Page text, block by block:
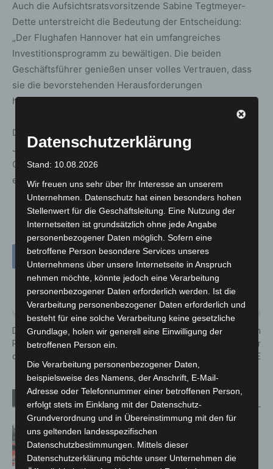
Auch die Aufsichtsratsvorsitzende Sabine Tegtmeyer-
Dette unterstreicht die Bedeutung der Entscheidung:
„Der Flughafen Hannover hat ein umfangreiches
Investitionsprogramm zu bewältigen. Die beiden
Geschäftsführer genießen unser volles Vertrauen, dass
sie die bevorstehenden Herausforderungen
hervorragend bewältigen werden.“
Der Flughafen Hannover verzeichnete im vergangenen
Jahr über 5,2 Millionen Passagiere und ein positives
Geschäftsergebnis. Auch für das laufende Jahr wird mit
einem weiteren Verkehrswachstum gerechnet.
Vorheriger Artikel
Digitaler Verbraucherschutz:
Phishing und Datenleaks sind
die größten Bedrohungen
Nächster Artikel
Magie, Musik und Comedy: Ein
vielseitiges Programm bei der
MIMUSE
Kellerbrand in Hannover-Vinnhorst
schnell gelöscht
Datenschutzerklärung
Stand: 10.08.2026
Wir freuen uns sehr über Ihr Interesse an unserem
Unternehmen. Datenschutz hat einen besonders hohen
Stellenwert für die Geschäftsleitung. Eine Nutzung der
Internetseiten ist grundsätzlich ohne jede Angabe
personenbezogener Daten möglich. Sofern eine
betroffene Person besondere Services unseres
Unternehmens über unsere Internetseite in Anspruch
nehmen möchte, könnte jedoch eine Verarbeitung
personenbezogener Daten erforderlich werden. Ist die
Verarbeitung personenbezogener Daten erforderlich und
besteht für eine solche Verarbeitung keine gesetzliche
Grundlage, holen wir generell eine Einwilligung der
betroffenen Person ein.
Die Verarbeitung personenbezogener Daten,
beispielsweise des Namens, der Anschrift, E-Mail-
Adresse oder Telefonnummer einer betroffenen Person,
erfolgt stets im Einklang mit der Datenschutz-
Grundverordnung und in Übereinstimmung mit den für
uns geltenden landesspezifischen
Datenschutzbestimmungen. Mittels dieser
Datenschutzerklärung möchte unser Unternehmen die